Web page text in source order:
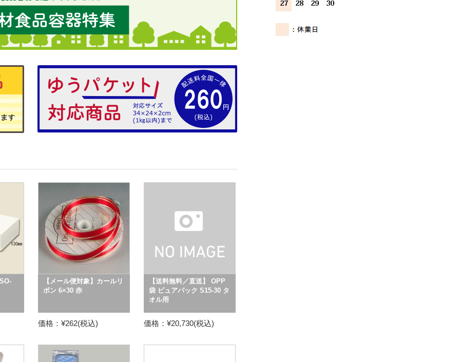
【メール便対象】カールリ
ボン 6×30 赤
価格：¥262(税込)
【送料無料／直送】 OPP
袋 ピュアパック S15-30 タ
オル用
価格：¥20,730(税込)